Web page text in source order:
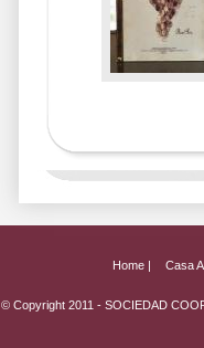
Home | Casa
© Copyright 2011 - SOCIEDAD